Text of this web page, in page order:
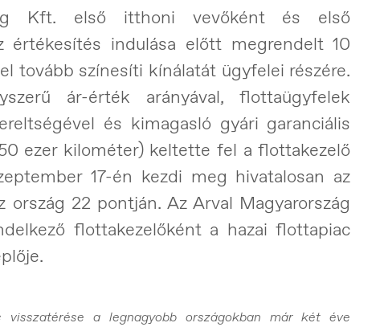
Kft. első itthoni vevőként és első
értékesítés indulása előtt megrendelt 10
tovább színesíti kínálatát ügyfelei részére.
ár-érték arányával, flottaügyfelek
és kimagasló gyári garanciális
ezer kilométer) keltette fel a flottakezelő
17-én kezdi meg hivatalosan az
ország 22 pontján. Az Arval Magyarország
flottakezelőként a hazai flottapiac
a legnagyobb országokban már két éve